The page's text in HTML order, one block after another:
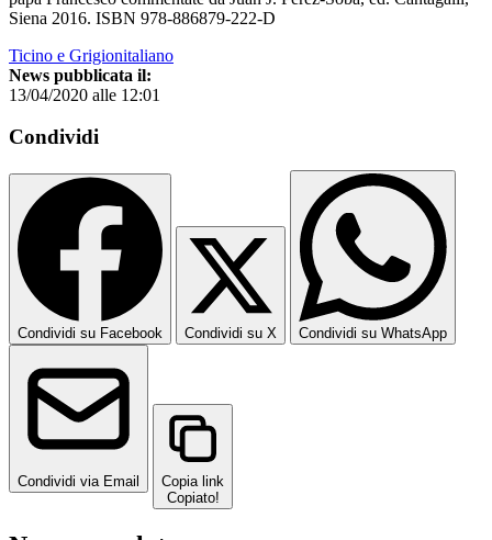
Siena 2016. ISBN 978-886879-222-D
Ticino e Grigionitaliano
News pubblicata il:
13/04/2020 alle 12:01
Condividi
Condividi su Facebook Condividi su X Condividi su WhatsApp
Condividi via Email
Copia link
Copiato!